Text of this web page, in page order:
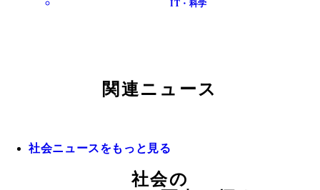
IT・科学
関連ニュース
社会ニュースをもっと見る
社会の